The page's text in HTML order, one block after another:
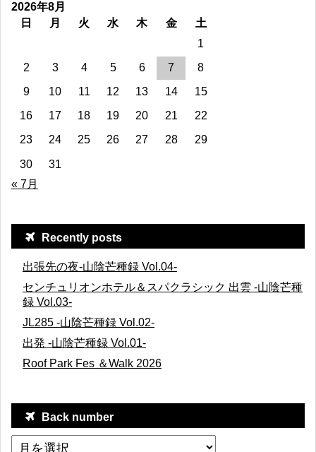
2026年8月
日
月 火 水 木 金
土
1
2
3 4 5 6 7
8
9
10 11 12 13 14
15
16
17 18 19 20 21
22
23
24 25 26 27 28 29
30
31
« 7月
Recently posts
出張先の夜-山陰芒種録 Vol.04-
センチュリオンホテル＆スパクラシック 出雲 -山陰芒種
録 Vol.03-
JL285 -山陰芒種録 Vol.02-
出発 -山陰芒種録 Vol.01-
Roof Park Fes ＆Walk 2026
Back number